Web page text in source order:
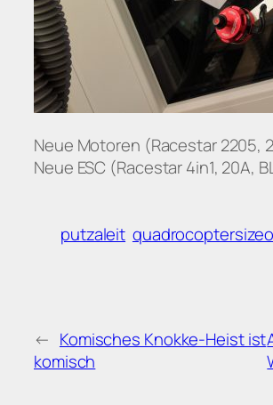
Neue Motoren (Racestar 2205,
Neue ESC (Racestar 4in1, 20A,
putzaleit
← Komisches Knokke-Heist ist
komisch